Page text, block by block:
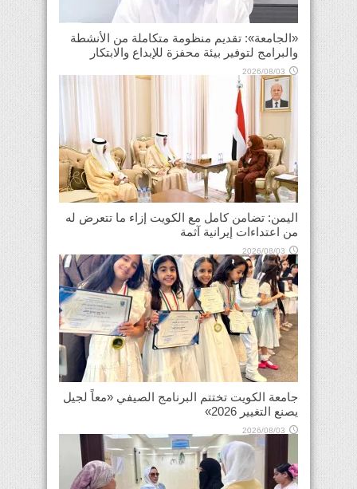
«الجامعة»: تقديم منظومة متكاملة من الأنشطة
والبرامج لتوفير بيئة محفزة للإبداع والابتكار
2026/08/03
اليمن: تضامن كامل مع الكويت إزاء ما تتعرض له
من اعتداءات إيرانية آثمة
2026/08/03
جامعة الكويت تختتم البرنامج الصيفي «معاً لجيل
يصنع التغيير 2026»
2026/08/03